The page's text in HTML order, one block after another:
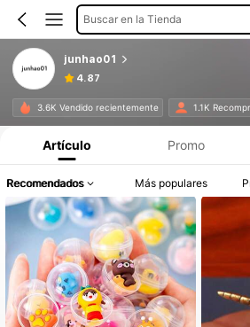
Buscar en la Tienda
junhao01
4.87
3.6K Vendido recientemente 1.1K
Artículo Promo
Recomendados Más populares